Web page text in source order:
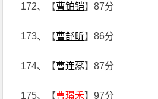
172、【曹铂铠】87分
173、【曹舒昕】86分
174、【曹连蕊】87分
175、【曹璟禾】97分